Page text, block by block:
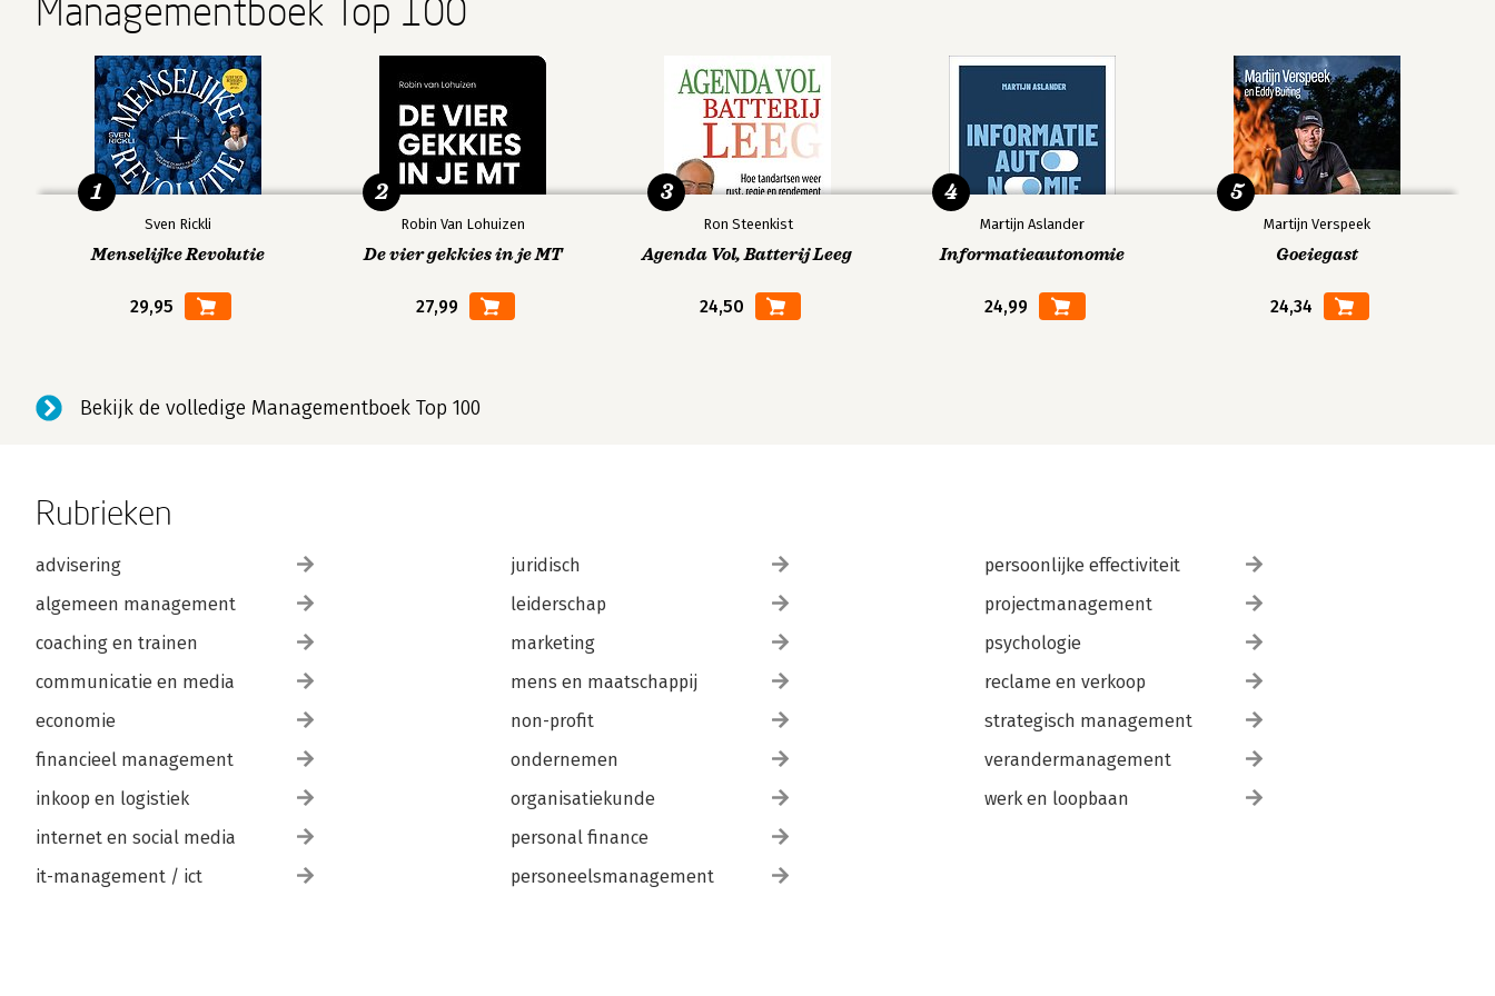
Managementboek Top 100
Sven Rickli
Menselijke Revolutie
29,95
1
Robin Van Lohuizen
De vier gekkies in je MT
27,99
2
Ron Steenkist
Agenda Vol, Batterij Leeg
24,50
3
Martijn Aslander
Informatieautonomie
24,99
4
Martijn Verspeek
Goeiegast
24,34
5
Bekijk de volledige Managementboek Top 100
Rubrieken
advisering
algemeen management
coaching en trainen
communicatie en media
economie
financieel management
inkoop en logistiek
internet en social media
it-management / ict
juridisch
leiderschap
marketing
mens en maatschappij
non-profit
ondernemen
organisatiekunde
personal finance
personeelsmanagement
persoonlijke effectiviteit
projectmanagement
psychologie
reclame en verkoop
strategisch management
verandermanagement
werk en loopbaan